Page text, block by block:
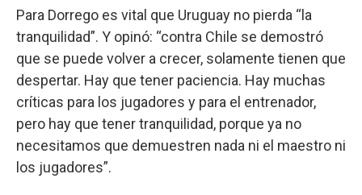
Para Dorrego es vital que Uruguay no pierda “la
tranquilidad”. Y opinó: “contra Chile se demostró
que se puede volver a crecer, solamente tienen que
despertar. Hay que tener paciencia. Hay muchas
críticas para los jugadores y para el entrenador,
pero hay que tener tranquilidad, porque ya no
necesitamos que demuestren nada ni el maestro ni
los jugadores”.